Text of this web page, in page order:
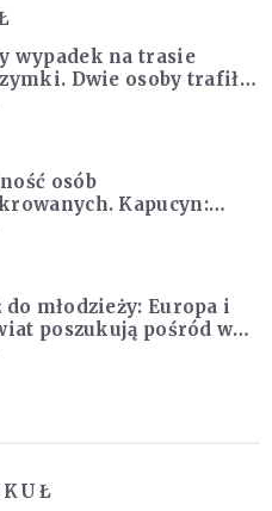
wypadek na trasie
Dwie osoby trafiły
osób
Kapucyn:
pojedynkę rzadko jest
do młodzieży: Europa i
poszukują pośród was
świętych